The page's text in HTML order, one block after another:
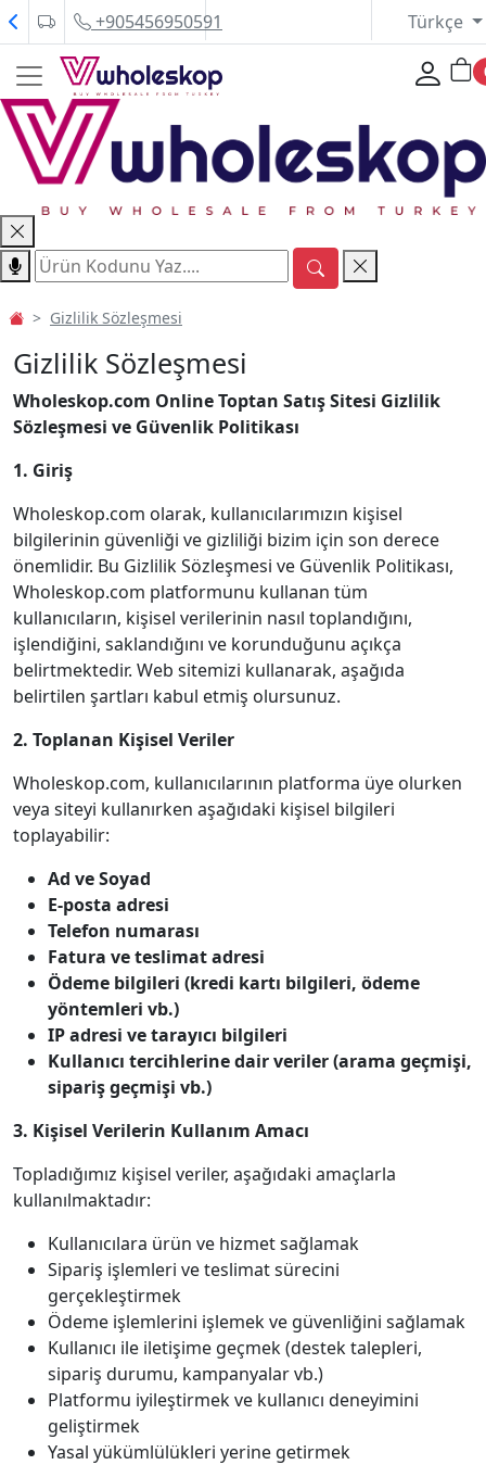
+905456950591 Türkçe
Gizlilik Sözleşmesi
Gizlilik Sözleşmesi
Wholeskop.com Online Toptan Satış Sitesi Gizlilik
Sözleşmesi ve Güvenlik Politikası
1. Giriş
Wholeskop.com olarak, kullanıcılarımızın kişisel
bilgilerinin güvenliği ve gizliliği bizim için son derece
önemlidir. Bu Gizlilik Sözleşmesi ve Güvenlik Politikası,
Wholeskop.com platformunu kullanan tüm
kullanıcıların, kişisel verilerinin nasıl toplandığını,
işlendiğini, saklandığını ve korunduğunu açıkça
belirtmektedir. Web sitemizi kullanarak, aşağıda
belirtilen şartları kabul etmiş olursunuz.
2. Toplanan Kişisel Veriler
Wholeskop.com, kullanıcılarının platforma üye olurken
veya siteyi kullanırken aşağıdaki kişisel bilgileri
toplayabilir:
Ad ve Soyad
E-posta adresi
Telefon numarası
Fatura ve teslimat adresi
Ödeme bilgileri (kredi kartı bilgileri, ödeme
yöntemleri vb.)
IP adresi ve tarayıcı bilgileri
Kullanıcı tercihlerine dair veriler (arama geçmişi,
sipariş geçmişi vb.)
3. Kişisel Verilerin Kullanım Amacı
Topladığımız kişisel veriler, aşağıdaki amaçlarla
kullanılmaktadır:
Kullanıcılara ürün ve hizmet sağlamak
Sipariş işlemleri ve teslimat sürecini
gerçekleştirmek
Ödeme işlemlerini işlemek ve güvenliğini sağlamak
Kullanıcı ile iletişime geçmek (destek talepleri,
sipariş durumu, kampanyalar vb.)
Platformu iyileştirmek ve kullanıcı deneyimini
geliştirmek
Yasal yükümlülükleri yerine getirmek